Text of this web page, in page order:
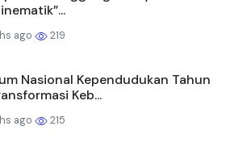
ago 219
Nasional Kependudukan Tahun
Keb...
ago 215